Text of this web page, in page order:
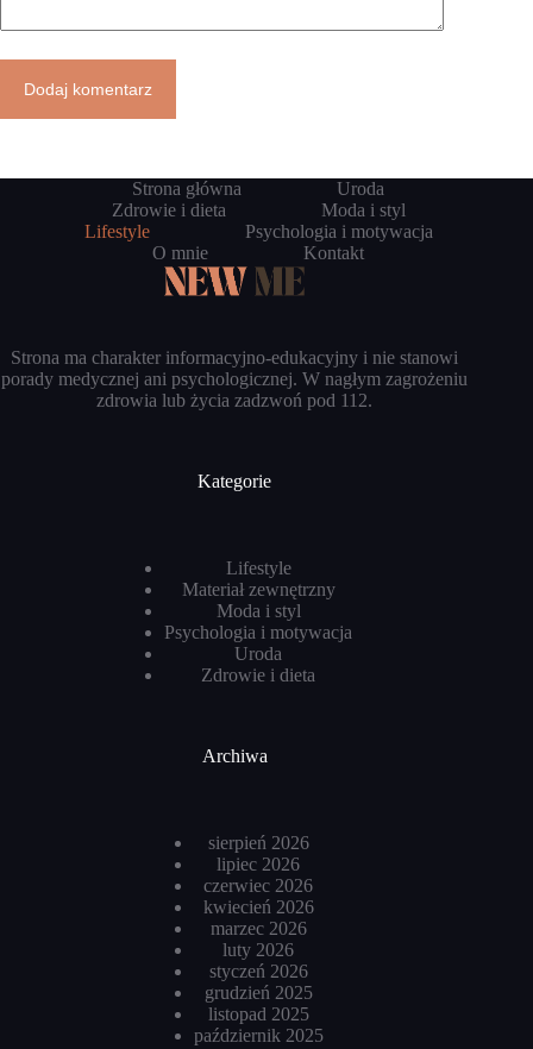
Dodaj komentarz
Strona główna
Uroda
Zdrowie i dieta
Moda i styl
Lifestyle
Psychologia i motywacja
O mnie
Kontakt
Strona ma charakter informacyjno-edukacyjny i nie stanowi
porady medycznej ani psychologicznej. W nagłym zagrożeniu
zdrowia lub życia zadzwoń pod 112.
Kategorie
Lifestyle
Materiał zewnętrzny
Moda i styl
Psychologia i motywacja
Uroda
Zdrowie i dieta
Archiwa
sierpień 2026
lipiec 2026
czerwiec 2026
kwiecień 2026
marzec 2026
luty 2026
styczeń 2026
grudzień 2025
listopad 2025
październik 2025